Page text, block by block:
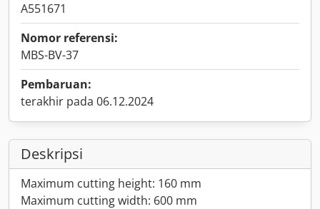
A551671
Nomor referensi:
MBS-BV-37
Pembaruan:
terakhir pada 06.12.2024
Deskripsi
Maximum cutting height: 160 mm
Maximum cutting width: 600 mm